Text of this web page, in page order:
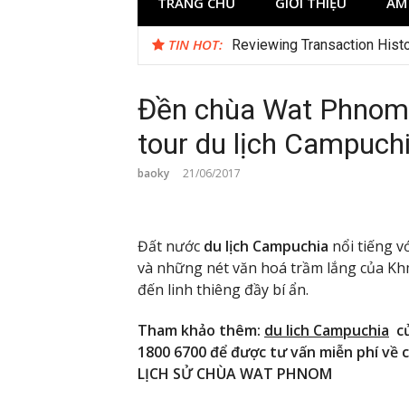
TIN HOT: Test
Reviewing Transaction
Đền chùa Wat
tour du lịch
baoky 21/06/2017
Đất nước du lịch Campuchia nổi tiếng
và những nét văn hoá trầm lắng của
đến linh thiêng đầy bí ẩn.
Tham khảo thêm: du lich Campuchia
1800 6700 để được tư vấn miễn phí về
LỊCH SỬ CHÙA WAT PHNOM